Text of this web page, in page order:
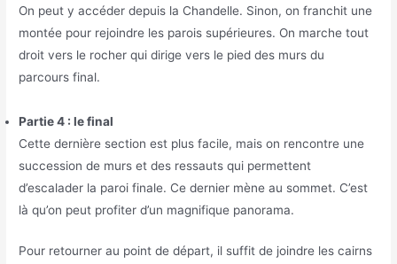
On peut y accéder depuis la Chandelle. Sinon, on franchit une
montée pour rejoindre les parois supérieures. On marche tout
droit vers le rocher qui dirige vers le pied des murs du
parcours final.
Partie 4 : le final
Cette dernière section est plus facile, mais on rencontre une
succession de murs et des ressauts qui permettent
d’escalader la paroi finale. Ce dernier mène au sommet. C’est
là qu’on peut profiter d’un magnifique panorama.
Pour retourner au point de départ, il suffit de joindre les cairns